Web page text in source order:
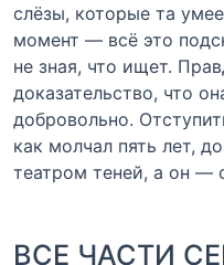
слёзы, которые та
момент — всё это
не зная, что ищет.
доказательство, что
добровольно.
как молчал пять лет,
театром теней, а он —
ВСЕ ЧАСТИ